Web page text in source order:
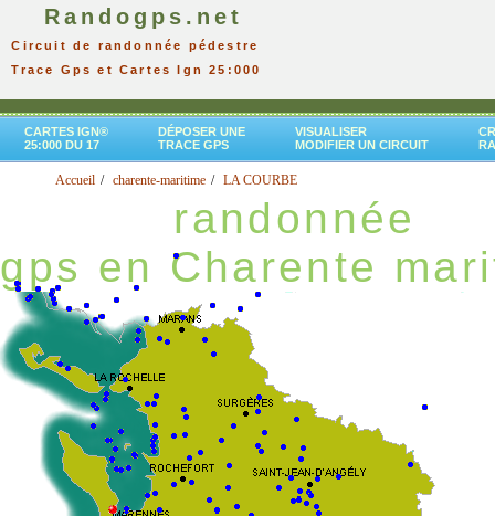
Randogps.net
Circuit de randonnée pédestre
Trace Gps et Cartes Ign 25:000
CARTES IGN®
25:000 DU 17
DÉPOSER UNE
TRACE GPS
VISUALISER
MODIFIER UN CIRCUIT
Accueil charente-maritime LA COURBE
randonnée
gps en Charente